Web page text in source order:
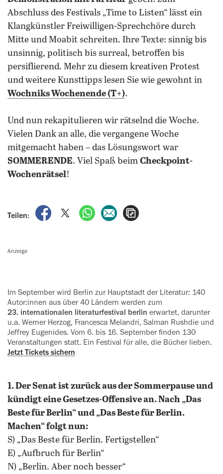
Abschluss des Festivals „Time to Listen“ lässt ein
Klangkünstler Freiwilligen-Sprechchöre durch
Mitte und Moabit schreiten. Ihre Texte: sinnig bis
unsinnig, politisch bis surreal, betroffen bis
persiflierend. Mehr zu diesem kreativen Protest
und weitere Kunsttipps lesen Sie wie gewohnt in
Wochniks Wochenende (T+).
Und nun rekapitulieren wir rätselnd die Woche.
Vielen Dank an alle, die vergangene Woche
mitgemacht haben – das Lösungswort war
SOMMERENDE. Viel Spaß beim Checkpoint-
Wochenrätsel!
Teilen:
auf Facebook teilen
auf X teilenper WhatsApp teilen
per E-Mail teilen
Anzeige
Autor:innen aus über 40 Ländern werden zum
23. internationalen literaturfestival berlin erwartet, darunter
u.a. Werner Herzog, Francesca Melandri, Salman Rushdie und
Jeffrey Eugenides. Vom 6. bis 16. September finden 130
Veranstaltungen statt. Ein Festival für alle, die Bücher lieben.
Jetzt Tickets sichern
1. Der Senat ist zurück aus der Sommerpause und
kündigt eine Gesetzes-Offensive an. Nach „Das
Beste für Berlin“ und „Das Beste für Berlin.
Machen“ folgt nun:
S) „Das Beste für Berlin. Fertigstellen“
E) „Aufbruch für Berlin“
N) „Berlin. Aber noch besser“